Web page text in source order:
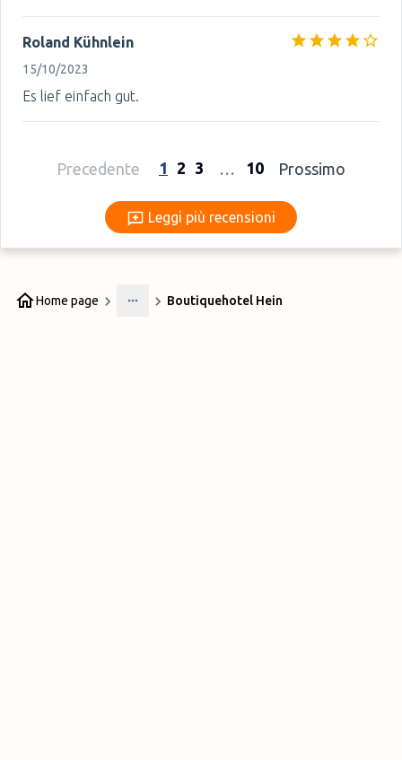
Roland Kühnlein
15/10/2023
Es lief einfach gut.
Precedente 1 2 3 … 10 Prossimo
Leggi più recensioni
Leggi più recensioni
Home page
More
Boutiquehotel Hein